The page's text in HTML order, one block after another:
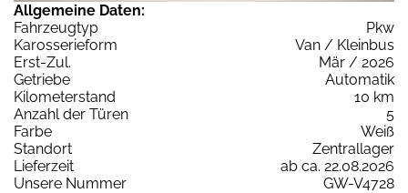
Allgemeine Daten:
Fahrzeugtyp
Pkw
Karosserieform
Van / Kleinbus
Erst-Zul.
Mär / 2026
Getriebe
Automatik
Kilometerstand
10 km
Anzahl der Türen
5
Farbe
Weiß
Standort
Zentrallager
Lieferzeit
ab ca. 22.08.2026
Unsere Nummer
GW-V4728